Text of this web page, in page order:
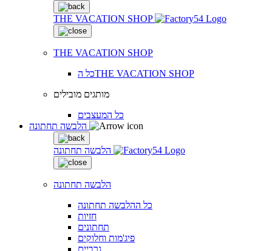
THE VACATION SHOP
THE VACATION SHOP
כל הTHE VACATION SHOP
מותגים מובילים
כל המעצבים
הלבשה תחתונה
הלבשה תחתונה
כל ההלבשה תחתונה
חזיות
תחתונים
פיג'מות וחלוקים
גרביים